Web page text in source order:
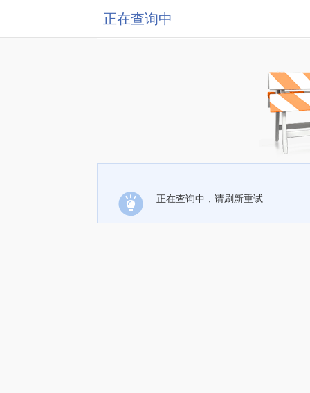
正在查询中
正在查询中，请刷新重试